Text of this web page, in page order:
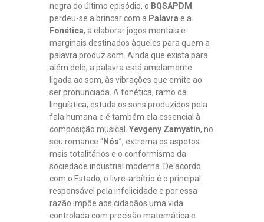
negra do último episódio, o BQSAPDM
perdeu-se a brincar com a Palavra e a
Fonética, a elaborar jogos mentais e
marginais destinados àqueles para quem a
palavra produz som. Ainda que exista para
além dele, a palavra está amplamente
ligada ao som, às vibrações que emite ao
ser pronunciada. A fonética, ramo da
linguística, estuda os sons produzidos pela
fala humana e é também ela essencial à
composição musical. Yevgeny Zamyatin, no
seu romance “Nós”, extrema os aspetos
mais totalitários e o conformismo da
sociedade industrial moderna. De acordo
com o Estado, o livre-arbítrio é o principal
responsável pela infelicidade e por essa
razão impõe aos cidadãos uma vida
controlada com precisão matemática e
G
E
N
S
|
I
B
I
Z
A
:
D
O
S
D
E
U
S
E
S